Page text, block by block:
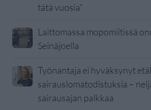
tätä vuosia”
Laittomassa mopomiitissä
Seinäjoella
Työnantaja ei hyväksynyt
sairauslomatodistuksia –
sairausajan palkkaa